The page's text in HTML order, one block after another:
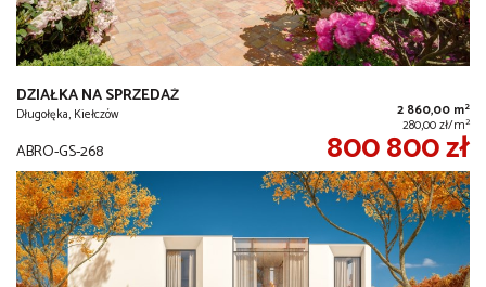
DZIAŁKA NA SPRZEDAŻ
Długołęka, Kiełczów 2 860,00 m2
280,00 zł/m2
ABRO-GS-268 800 800 zł